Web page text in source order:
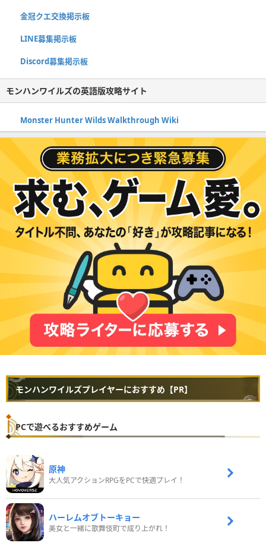
金冠クエ交換掲示板
LINE募集掲示板
Discord募集掲示板
モンハンワイルズの英語版攻略サイト
Monster Hunter Wilds Walkthrough Wiki
モンハンワイルズプレイヤーにおすすめ【PR】
PCで遊べるおすすめゲーム
原神
大人気アクションRPGをPCで快適プレイ！
ハーレムオブトーキョー
美女と一緒に歌舞伎町で成り上がれ！